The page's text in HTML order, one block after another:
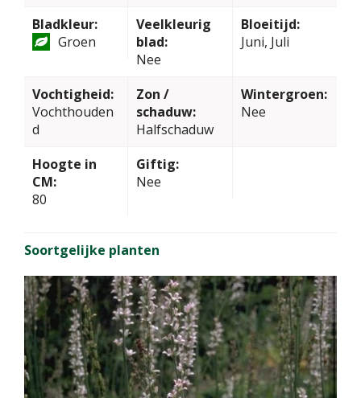
Bladkleur:
Groen
Veelkleurig
blad:
Nee
Bloeitijd:
Juni, Juli
Vochtigheid:
Vochthouden
d
Zon /
schaduw:
Halfschaduw
Wintergroen:
Nee
Hoogte in
CM:
80
Giftig:
Nee
Soortgelijke planten